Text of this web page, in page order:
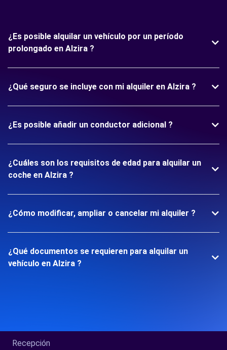
¿Es posible alquilar un vehículo por un período
prolongado en Alzira ?
¿Qué seguro se incluye con mi alquiler en Alzira ?
¿Es posible añadir un conductor adicional ?
¿Cuáles son los requisitos de edad para alquilar un
coche en Alzira ?
¿Cómo modificar, ampliar o cancelar mi alquiler ?
¿Qué documentos se requieren para alquilar un
vehículo en Alzira ?
Recepción